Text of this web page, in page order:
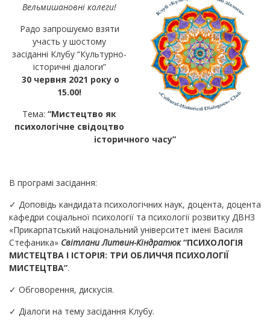
Вельмишановні колеги!
Радо запрошуємо взяти
участь у шостому
засіданні Клубу “Культурно-
історичні діалоги”
30 червня 2021 року о
15.00!
Тема: “Мистецтво як
психологічне свідоцтво
історичного часу”
В програмі засідання:
✓ Доповідь кандидата психологічних наук, доцента, доцента
кафедри соціальної психології та психології розвитку ДВНЗ
«Прикарпатський національний університет імені Василя
Стефаника» Світлани Литвин-Кіндратюк “ПСИХОЛОГІЯ
МИСТЕЦТВА І ІСТОРІЯ: ТРИ ОБЛИЧЧЯ ПСИХОЛОГІЇ
МИСТЕЦТВА”.
✓ Обговорення, дискусія.
✓ Діалоги на тему засідання Клубу.